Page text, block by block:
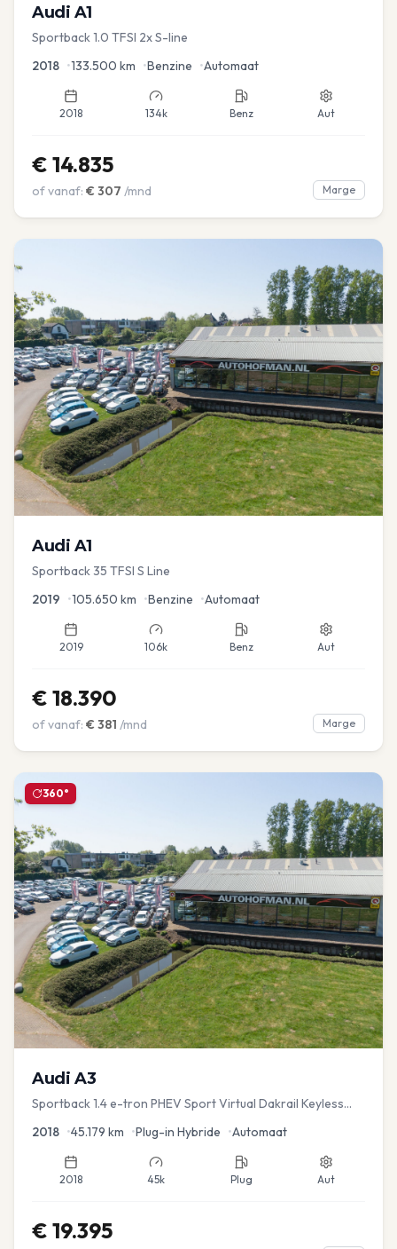
Audi A1
Sportback 1.0 TFSI 2x S-line
2018 •133.500 km •Benzine •Automaat
2018 134k Benz Aut
€ 14.835
of vanaf: € 307 /mnd Marge
Audi A1
Sportback 35 TFSI S Line
2019 •105.650 km •Benzine •Automaat
2019 106k Benz Aut
€ 18.390
of vanaf: € 381 /mnd Marge
360°
Audi A3
Sportback 1.4 e-tron PHEV Sport Virtual Dakrail Keyless
2018 •45.179 km •Plug-in Hybride •Automaat
2018 45k Plug Aut
€ 19.395